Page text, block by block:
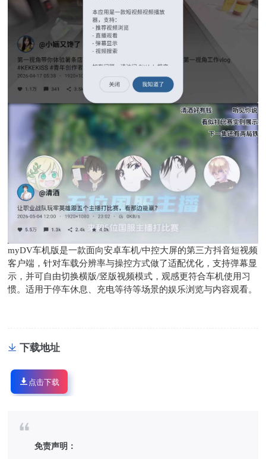
myDV车机版是一款面向安卓车机/中控大屏的第三方抖音短视频
客户端，针对车载分辨率与操控方式做了适配优化，支持弹幕显
示，并可自由切换横版/竖版视频模式，观感更符合车机使用习
惯。适用于停车休息、充电等待等场景的娱乐浏览与内容观看。
下载地址
点击下载
免责声明：